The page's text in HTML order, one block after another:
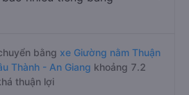
bằng xe Giường nằm Thuận
Thành - An Giang khoảng 7.2
thuận lợi